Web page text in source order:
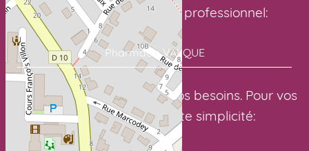
Avec un suivi sérieux et professionnel:
Pharmacie VALQUE
pour des soins adaptés à vos besoins. Pour vos
médicaments en toute simplicité: